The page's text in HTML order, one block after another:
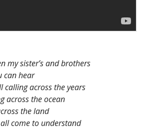
my sister’s and brothers
can hear
calling across the years
across the ocean
the land
come to understand